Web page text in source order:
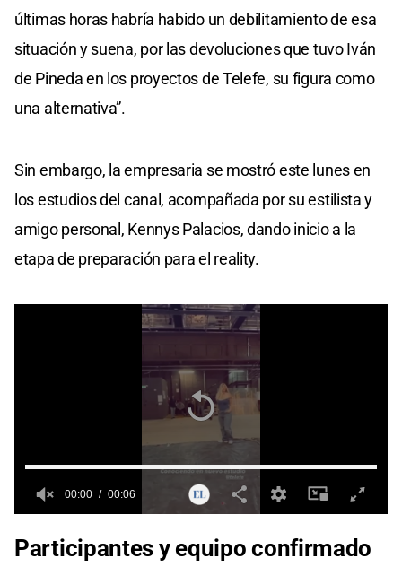
últimas horas habría habido un debilitamiento de esa
situación y suena, por las devoluciones que tuvo Iván
de Pineda en los proyectos de Telefe, su figura como
una alternativa”.
Sin embargo, la empresaria se mostró este lunes en
los estudios del canal, acompañada por su estilista y
amigo personal, Kennys Palacios, dando inicio a la
etapa de preparación para el reality.
of
00:00 00:06
Participantes y equipo confirmado